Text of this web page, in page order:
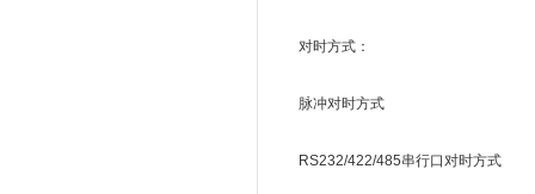
对时方式：
脉冲对时方式
RS232/422/485串行口对时方式